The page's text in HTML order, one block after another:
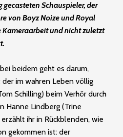
Schauspieler, der
von Boyz Noize und Royal
und nicht zuletzt
beidem geht es darum,
der im wahren Leben völlig
Schilling) beim Verhör durch
Hanne Lindberg (Trine
ihr in Rückblenden, wie
gekommen ist: der